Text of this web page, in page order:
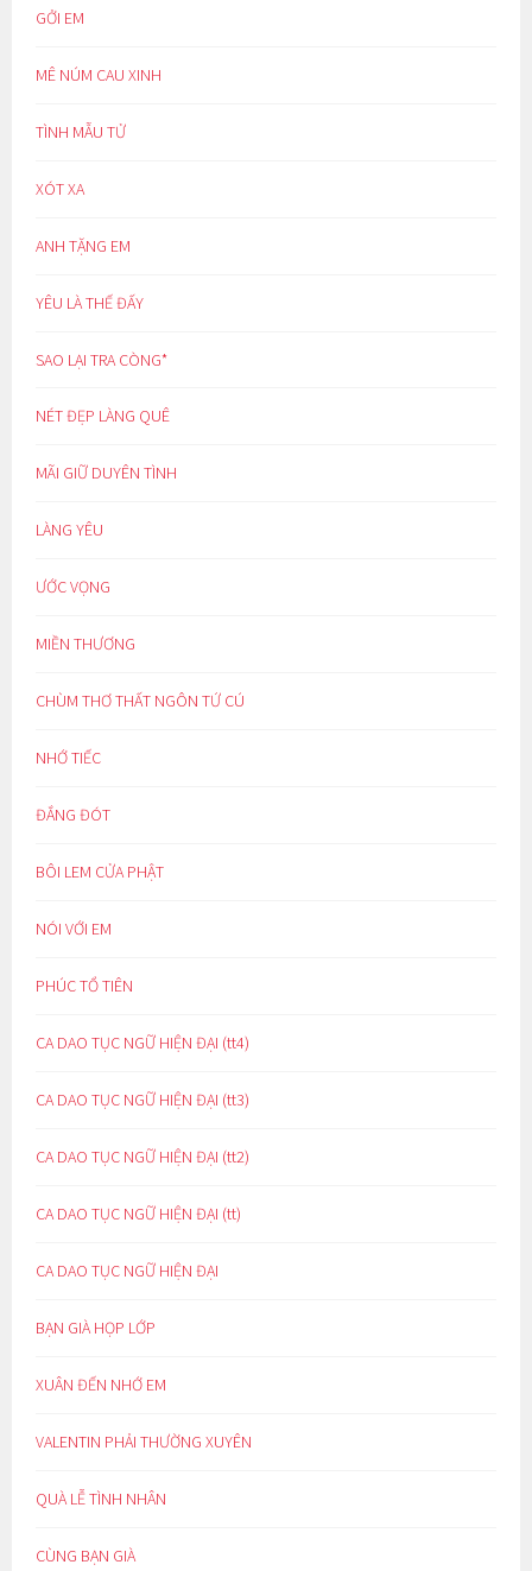
GỞI EM
MÊ NÚM CAU XINH
TÌNH MẪU TỬ
XÓT XA
ANH TẶNG EM
YÊU LÀ THẾ ĐẤY
SAO LẠI TRA CÒNG*
NÉT ĐẸP LÀNG QUÊ
MÃI GIỮ DUYÊN TÌNH
LÀNG YÊU
ƯỚC VỌNG
MIỀN THƯƠNG
CHÙM THƠ THẤT NGÔN TỨ CÚ
NHỚ TIẾC
ĐẮNG ĐÓT
BÔI LEM CỬA PHẬT
NÓI VỚI EM
PHÚC TỔ TIÊN
CA DAO TỤC NGỮ HIỆN ĐẠI (tt4)
CA DAO TỤC NGỮ HIỆN ĐẠI (tt3)
CA DAO TỤC NGỮ HIỆN ĐẠI (tt2)
CA DAO TỤC NGỮ HIỆN ĐẠI (tt)
CA DAO TỤC NGỮ HIỆN ĐẠI
BẠN GIÀ HỌP LỚP
XUÂN ĐẾN NHỚ EM
VALENTIN PHẢI THƯỜNG XUYÊN
QUÀ LỄ TÌNH NHÂN
CÙNG BẠN GIÀ